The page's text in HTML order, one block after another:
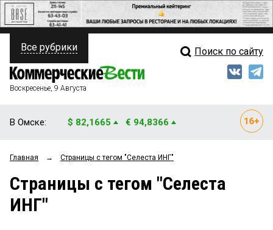
ПОЛИТИКА
ФИНАНСЫ
ОБЩЕСТВО
ЗАКОН
Свежий выпуск
Мнения
Рейтинги
Все рубрики Поиск по сайту
Воскресенье, 9 Августа
В Омске: $ 82,1665 € 94,8366
Главная → Страницы c тегом "Селеста ИНГ"
Страницы c тегом "Селеста
ИНГ"